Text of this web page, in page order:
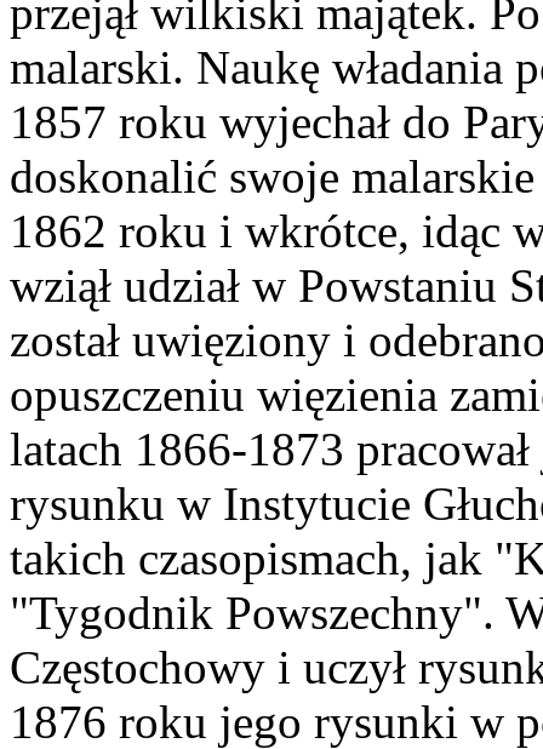
przejął wilkiski majątek.
malarski. Naukę władania
1857 roku wyjechał do
doskonalić swoje
1862 roku i wkrótce, idąc
wziął udział w Powstaniu
został uwięziony i
opuszczeniu więzienia
latach 1866-1873
rysunku w Instytucie
takich czasopismach, jak
"Tygodnik Powszechny".
Częstochowy i uczył
1876 roku jego rysunki w